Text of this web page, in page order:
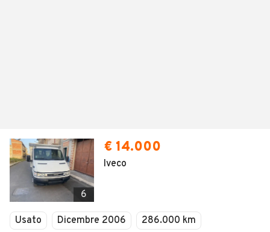
6
€ 14.000
Iveco
Usato Dicembre 2006
286.000 km